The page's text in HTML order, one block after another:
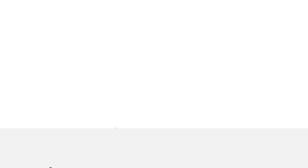
szolgálat | házhozszállítás